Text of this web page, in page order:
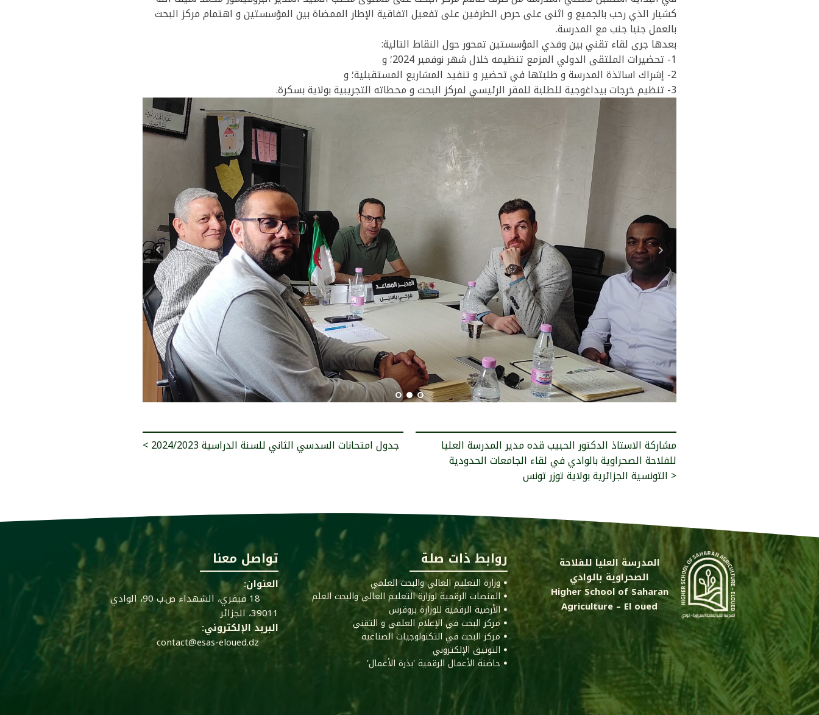
كشبار الذي رحب بالجميع و اثنى على حرص الطرفين على تفعيل اتفاقية الإطار الممضاة بين المؤسستين و اهتمام مركز البحث
بالعمل جنبا جنب مع المدرسة.
بعدها جرى لقاء تقني بين وفدي المؤسستين تمحور حول النقاط التالية:
1- تحضيرات الملتقى الدولي المزمع تنظيمه خلال شهر نوفمبر 2024؛ و
2- إشراك اساتذة المدرسة و طلبتها في تحضير و تنفيد المشاريع المستقبلية؛ و
3- تنظيم خرجات بيداغوجية للطلبة للمقر الرئيسي لمركز البحث و محطاته التجريبية بولاية بسكرة.
< جدول امتحانات السدسي الثاني للسنة الدراسية 2024/2023
مشاركة الاستاذ الدكتور الحبيب قده مدير المدرسة العليا
للفلاحة الصحراوية بالوادي في لقاء الجامعات الحدودية
التونسية الجزائرية بولاية توزر تونس >
المدرسة العليا للفلاحة
الصحراوية بالوادي
Higher School of Saharan
Agriculture – El oued
روابط ذات صلة
ꔷ وزارة التعليم العالي والبحث العلمي
ꔷ المنصات الرقمية لوزارة التعليم العالي والبحث العلم
ꔷ الأرضية الرقمية للوزارة بروقرس
ꔷ مركز البحث في الإعلام العلمي و التقني
ꔷ مركز البحث في التكنولوجيات الصناعية
ꔷ التوثيق الإلكتروني
ꔷ حاضنة الأعمال الرقمية 'بذرة الأعمال'
تواصل معنا
العنوان:
18 فيفري، الشهداء ص.ب 90، الوادي
39011، الجزائر
البريد الإلكتروني:
contact@esas-eloued.dz